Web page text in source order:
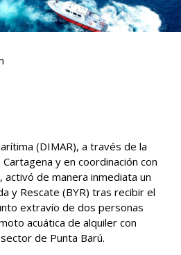
(DIMAR), a través de la
y en coordinación con
activó de manera inmediata un
y Rescate (BYR) tras recibir el
extravío de dos personas
acuática de alquiler con
de Punta Barú.